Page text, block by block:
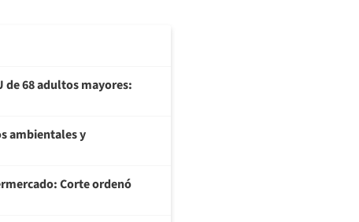
de 68 adultos mayores:
ambientales y
Corte ordenó